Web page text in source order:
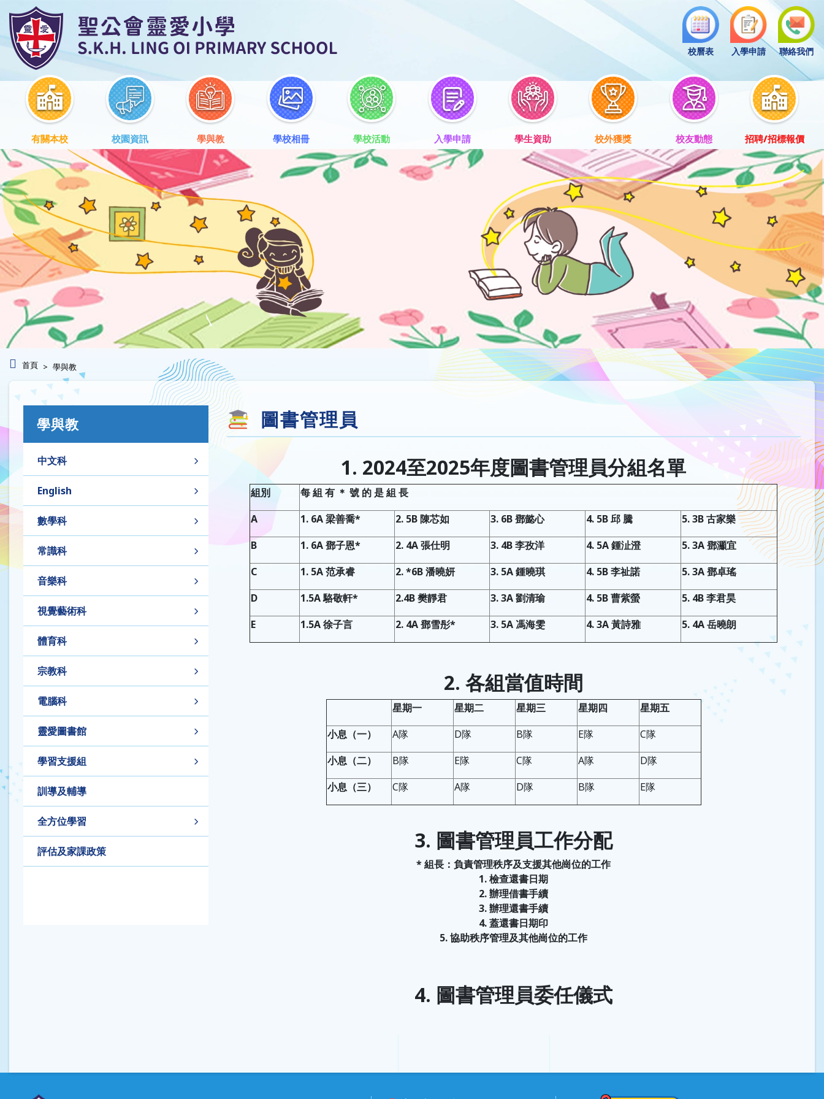
校曆表 入學申請 聯絡我們
有關本校 校園資訊 學與教 學校相冊 學校活動 入學申請 學生資助 校外獲獎 校友動態 招聘/招標報價
首頁 學與教
學與教
中文科
English
數學科
常識科
音樂科
視覺藝術科
體育科
宗教科
電腦科
靈愛圖書館
學習支援組
訓導及輔導
全方位學習
評估及家課政策
圖書管理員
1. 2024至2025年度圖書管理員分組名單
組別 每 組 有 ＊ 號 的 是 組 長
A
1. 6A 梁善喬* 2. 5B 陳芯如 3. 6B 鄧懿心 4. 5B 邱 騰
5. 3B 古家樂
B
1. 6A 鄧子恩* 2. 4A 張仕明 3. 4B 李孜洋 4. 5A 鍾沚澄
5. 3A 鄧灦宜
C
1. 5A 范承睿 2. *6B 潘曉妍 3. 5A 鍾曉琪 4. 5B 李祉諾
5. 3A 鄧卓瑤
D
1.5A 駱敬軒* 2.4B 樊靜君 3. 3A 劉清瑜 4. 5B 曹紫螢
5. 4B 李君昊
E
1.5A 徐子言 2. 4A 鄧雪彤* 3. 5A 馮海雯 4. 3A 黃詩雅 5. 4A 岳曉朗
2. 各組當值時間
星期一 星期二 星期三 星期四
星期五
小息（一） A隊 D隊 B隊 E隊
C隊
小息（二） B隊 E隊 C隊 A隊
D隊
小息（三） C隊 A隊 D隊 B隊 E隊
3. 圖書管理員工作分配
* 組長：負責管理秩序及支援其他崗位的工作
1. 檢查還書日期
2. 辦理借書手續
3. 辦理還書手續
4. 蓋還書日期印
5. 協助秩序管理及其他崗位的工作
4. 圖書管理員委任儀式